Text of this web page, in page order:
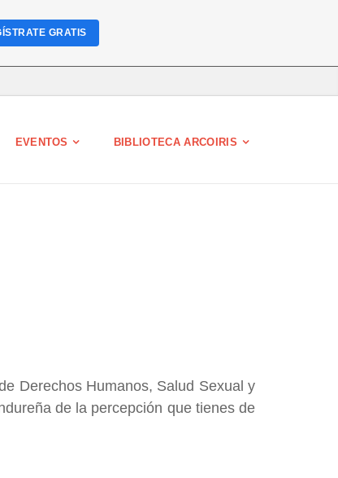
EVENTOS BIBLIOTECA ARCOIRIS
Derechos Humanos, Salud Sexual y
de la percepción que tienes de
GRATIS